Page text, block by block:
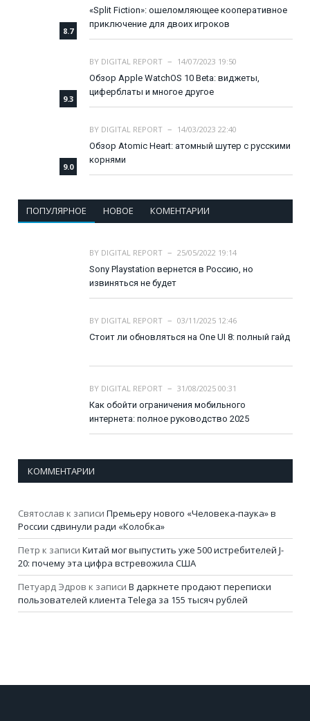
8.7
«Split Fiction»: ошеломляющее кооперативное
приключение для двоих игроков
9.3
BY DIGITAL REPORT
14/07/2023 19:50
Обзор Apple WatchOS 10 Beta: виджеты,
циферблаты и многое другое
9.0
BY DIGITAL REPORT
14/03/2023 22:40
Обзор Atomic Heart: атомный шутер с русскими
корнями
ПОПУЛЯРНОЕ НОВОЕ КОМЕНТАРИИ
BY DIGITAL REPORT
25/05/2022 19:14
Sony Playstation вернется в Россию, но
извиняться не будет
BY DIGITAL REPORT
03/11/2025 12:46
Стоит ли обновляться на One UI 8: полный гайд
BY DIGITAL REPORT
31/08/2025 00:31
Как обойти ограничения мобильного
интернета: полное руководство 2025
КОММЕНТАРИИ
Святослав к записи Премьеру нового «Человека-паука» в
России сдвинули ради «Колобка»
Петр к записи Китай мог выпустить уже 500 истребителей J-
20: почему эта цифра встревожила США
Петуард Эдров к записи В даркнете продают переписки
пользователей клиента Telega за 155 тысяч рублей